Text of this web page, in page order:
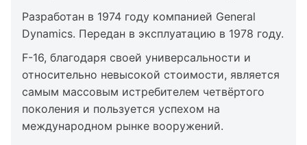
Разработан в 1974 году компанией General
Dynamics. Передан в эксплуатацию в 1978 году.
F-16, благодаря своей универсальности и
относительно невысокой стоимости, является
самым массовым истребителем четвёртого
поколения и пользуется успехом на
международном рынке вооружений.